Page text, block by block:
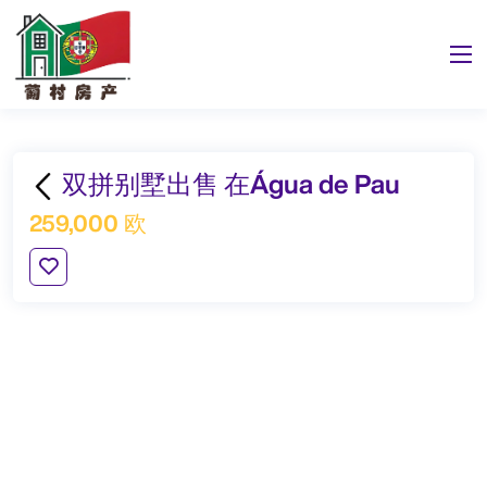
双拼别墅出售 在Água de Pau
259,000 欧